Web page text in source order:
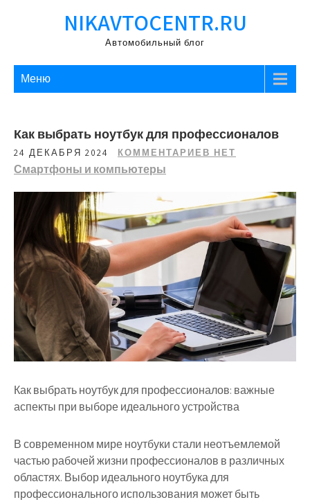
NIKAVTOCENTR.RU
Автомобильный блог
Меню
Как выбрать ноутбук для профессионалов
24 ДЕКАБРЯ 2024 КОММЕНТАРИЕВ НЕТ
Смартфоны и компьютеры
Как выбрать ноутбук для профессионалов: важные
аспекты при выборе идеального устройства
В современном мире ноутбуки стали неотъемлемой
частью рабочей жизни профессионалов в различных
областях. Выбор идеального ноутбука для
профессионального использования может быть